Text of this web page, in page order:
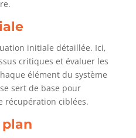
initiale détaillée. Ici,
critiques et évaluer les
élément du système
sert de base pour
récupération ciblées.